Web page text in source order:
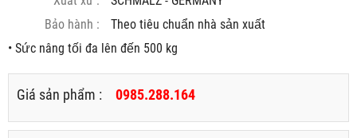
Bảo hành :
Theo tiêu chuẩn nhà sản xuất
• Sức nâng tối đa lên đến 500 kg
Giá sản phẩm : 0985.288.164